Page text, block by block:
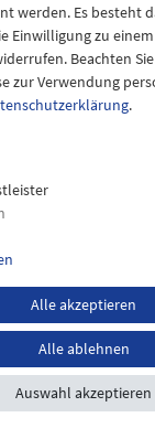
werden. Es besteht
Einwilligung zu
Beachten
zur Verwendung
.
Alle akzeptieren
Alle ablehnen
Auswahl akzeptieren